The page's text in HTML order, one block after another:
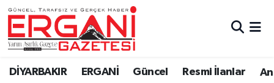
DİYARBAKIR ERGANİ Güncel Resmi İlanlar
DİYARBAKIR
BİSMİL
BAĞLAR
ERGANİ
Ergani Nöbetçi Eczaneler
Ergani Hava Durumu